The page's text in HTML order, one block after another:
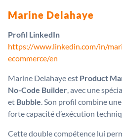
Marine Delahaye
Profil LinkedIn
https://www.linkedin.com/in/
ecommerce/en
Marine Delahaye est Product
No-Code Builder, avec une
et Bubble. Son profil combine
forte capacité d’exécution
Cette double compétence lui